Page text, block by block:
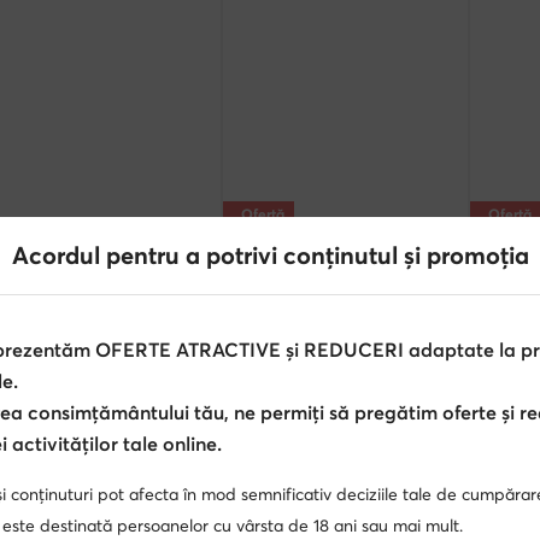
extra -25% Cod: SUMMER extra -10% Cod: SUMMER
Ofertă
Prețul actual
919,90Lei
Prețul inițial 1.112,90 Lei-17%
Ofertă
Prețul
676,90
Prețul
Acordul pentru a potrivi conținutul și promoția
OFERTE ATRACTIVE și REDUCERI adaptate la
consimțământului tău, ne permiți să pregătim oferte și
activităților tale online.
conținuturi pot afecta în mod semnificativ deciziile tale de
destinată persoanelor cu vârsta de 18 ani sau mai mult.